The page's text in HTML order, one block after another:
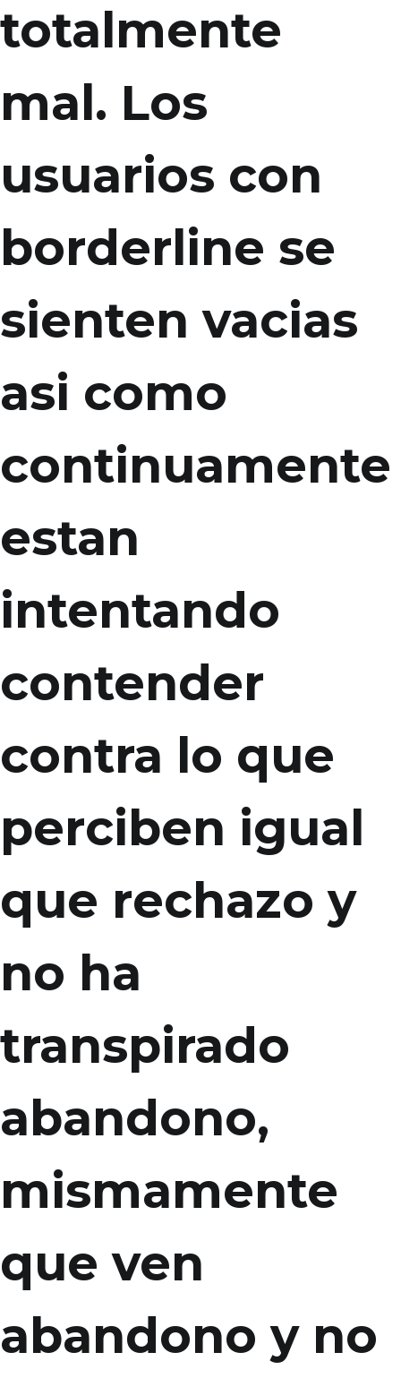
totalmente
mal. Los
usuarios con
borderline se
sienten vacias
asi­ como
continuamente
estan
intentando
contender
contra lo que
perciben igual
que rechazo y
no ha
transpirado
abandono,
mismamente
que ven
abandono y no